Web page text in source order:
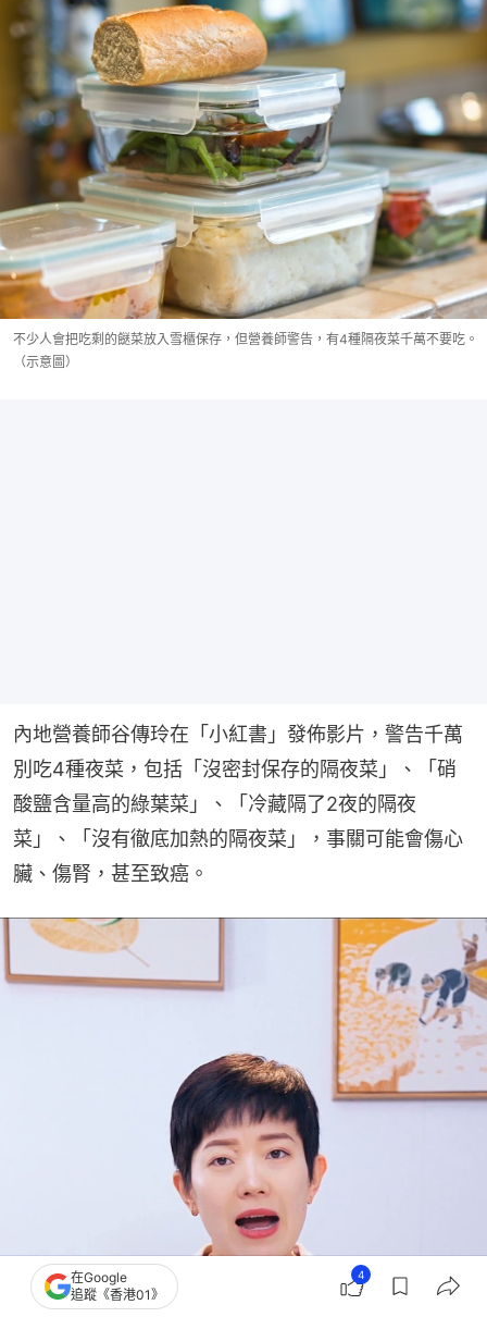
不少人會把吃剩的餸菜放入雪櫃保存，但營養師警告，有4種隔夜菜千萬不要吃。
（示意圖）
內地營養師谷傳玲在「小紅書」發佈影片，警告千萬
別吃4種夜菜，包括「沒密封保存的隔夜菜」、「硝
酸鹽含量高的綠葉菜」、「冷藏隔了2夜的隔夜
菜」、「沒有徹底加熱的隔夜菜」，事關可能會傷心
臟、傷腎，甚至致癌。
在Google
追蹤《香港01》
4